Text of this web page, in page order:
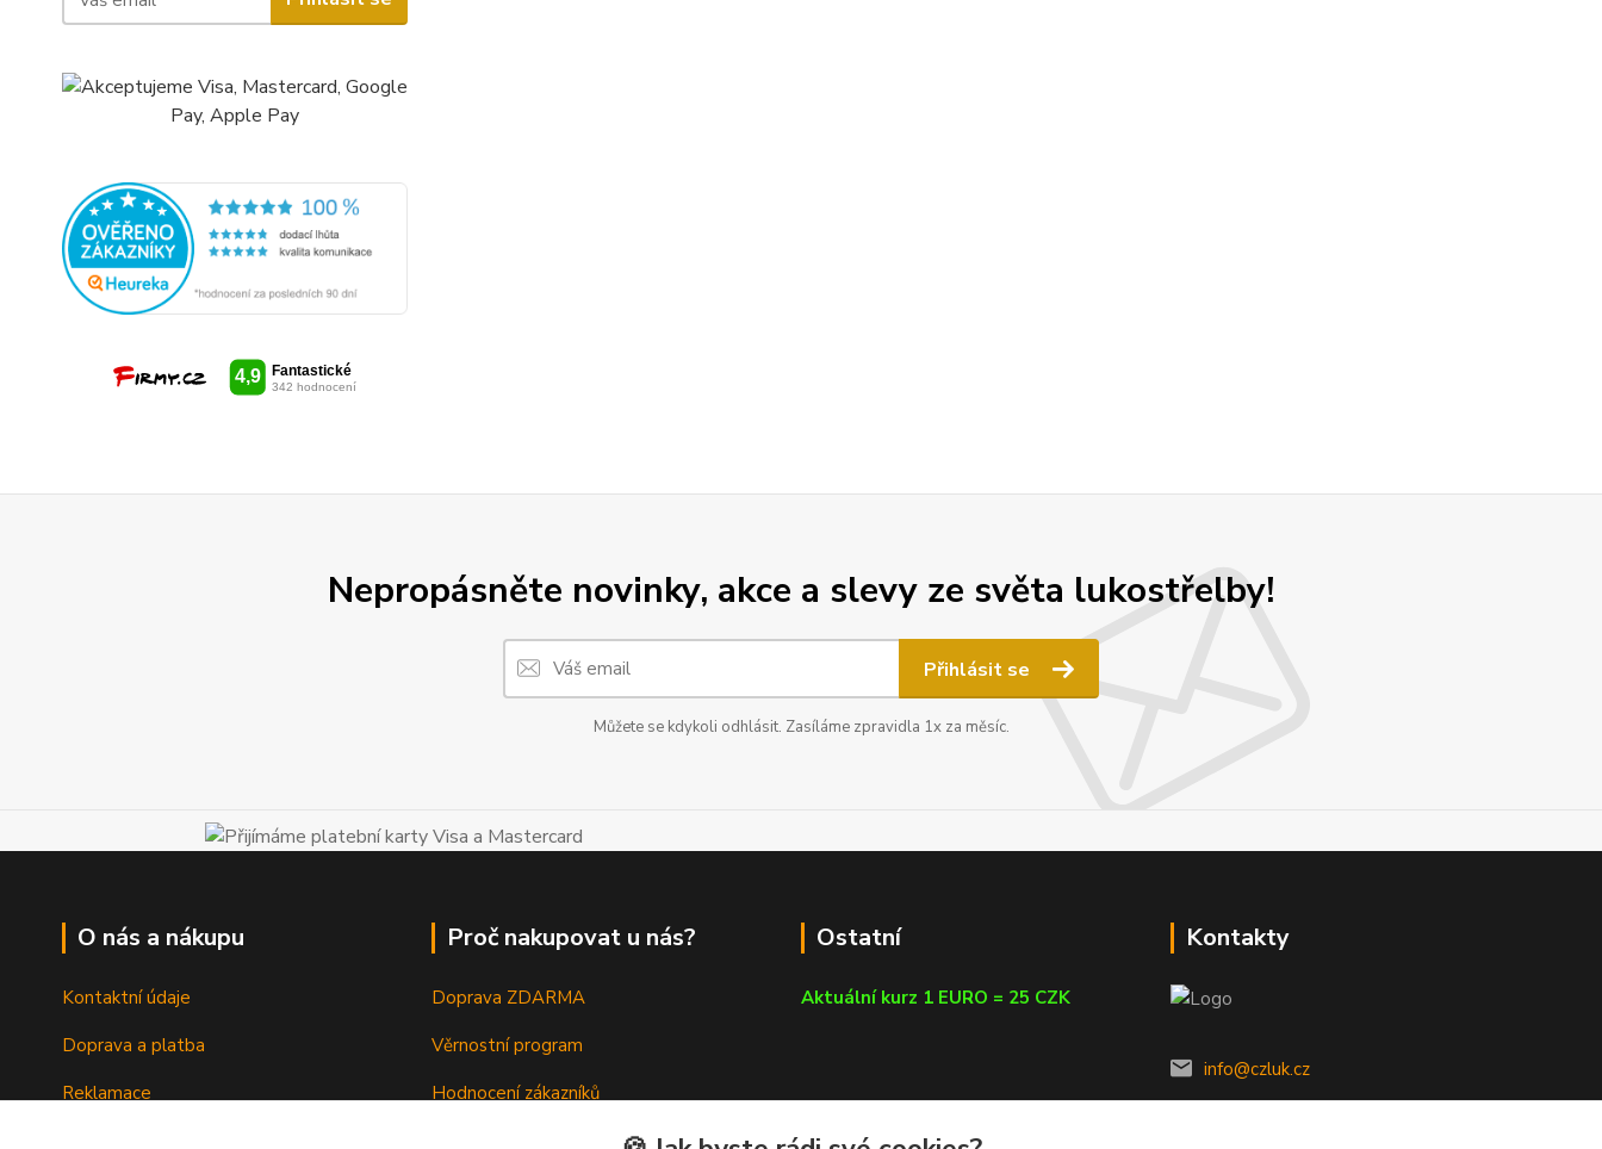
Nepropásněte novinky, akce a slevy ze světa lukostřelby!
Přihlásit se
Můžete se kdykoli odhlásit. Zasíláme zpravidla 1x za měsíc.
O nás a nákupu
Kontaktní údaje
Doprava a platba
Reklamace
Proč nakupovat u nás?
Doprava ZDARMA
Věrnostní program
Hodnocení zákazníků
Ostatní
Aktuální kurz 1 EURO = 25 CZK
Kontakty
info@czluk.cz